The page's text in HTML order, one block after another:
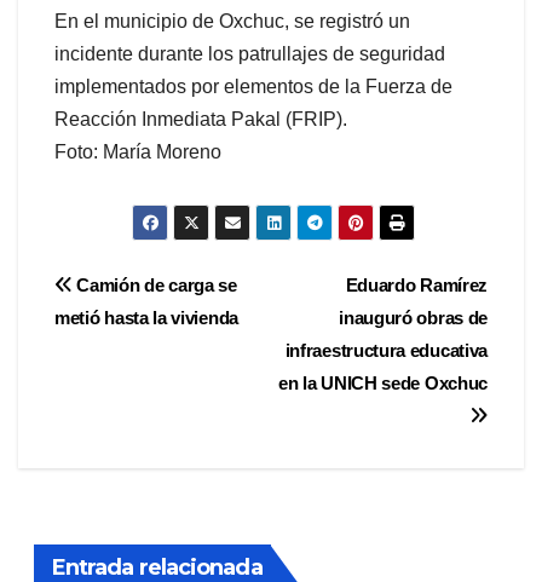
En el municipio de Oxchuc, se registró un
incidente durante los patrullajes de seguridad
implementados por elementos de la Fuerza de
Reacción Inmediata Pakal (FRIP).
Foto: María Moreno
Navegación
Eduardo Ramírez
inauguró obras de
infraestructura educativa
en la UNICH sede Oxchuc
Camión de carga se
metió hasta la vivienda
Entrada relacionada